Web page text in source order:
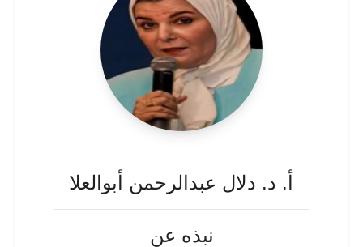
أ. د. دلال عبدالرحمن أبوالعلا
نبذه عن